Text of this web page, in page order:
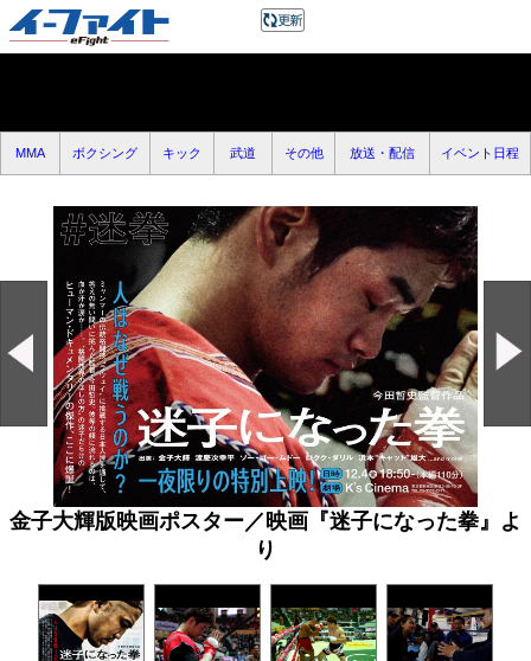
MMA ボクシング キック 武道 その他 放送・配信 イベント日程
金子大輝版映画ポスター／映画『迷子になった拳』よ
り